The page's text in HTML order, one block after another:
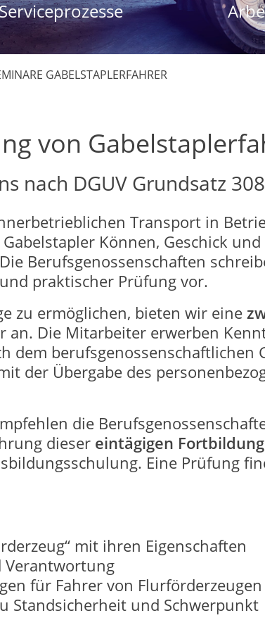
GABELSTAPLERFAHRER
von
nach DGUV Grundsatz
Transport in
Können, Geschick
Berufsgenossenschaften
praktischer Prüfung vor.
zu ermöglichen, bieten wir eine
an. Die Mitarbeiter erwerben
dem berufsgenossenschaftlichen
der Übergabe des
die
dieser eintägigen
Eine Prüfung
mit ihren Eigenschaften
Verantwortung
für Fahrer von Flurförderzeugen
Standsicherheit und Schwerpunkt